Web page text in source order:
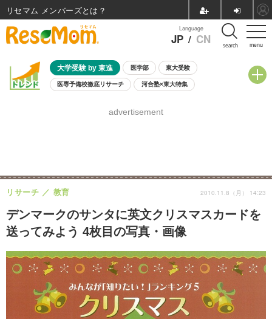
menu
Language
JP / CN search
大学受験 by 東進 医学部 東大受験
医専予備校徹底リサーチ 河合塾×東大特集
8月開催学校説明会・相談会
advertisement
デンマークのサンタに英文クリスマスカードを
送ってみよう 4枚目の写真・画像
リサーチ 教育 2010.11.8（月） 14:23
リセマム メンバーズ